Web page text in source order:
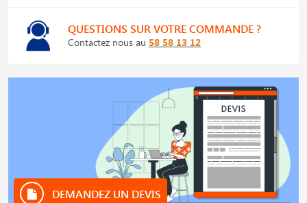
QUESTIONS SUR VOTRE COMMANDE ?
Contactez nous au 58 58 13 12
DEMANDEZ UN DEVIS